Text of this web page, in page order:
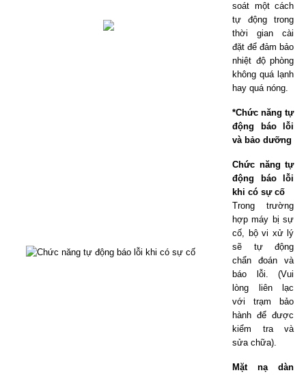
soát một cách
tự động trong
thời gian cài
đặt để đảm bảo
nhiệt độ phòng
không quá lạnh
hay quá nóng.
*Chức năng tự
động báo lỗi
và bảo dưỡng
Chức năng tự
động báo lỗi
khi có sự cố
Trong trường
hợp máy bị sự
cố, bộ vi xử lý
sẽ tự động
chẩn đoán và
báo lỗi. (Vui
lòng liên lạc
với trạm bảo
hành để được
kiểm tra và
sửa chữa).
Mặt nạ dàn